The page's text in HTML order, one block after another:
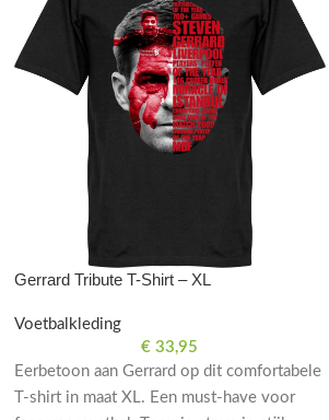
Gerrard Tribute T-Shirt – XL
Voetbalkleding
€ 33,95
Eerbetoon aan Gerrard op dit comfortabele
T-shirt in maat XL. Een must-have voor